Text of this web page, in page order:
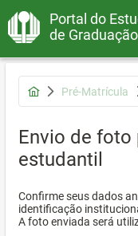
Portal do
de Graduação
Pré-Matrícula
Envio de
estudantil
Confirme seus dados
identificação
A foto enviada será